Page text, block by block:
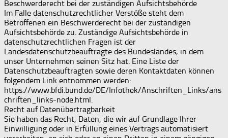
Beschwerderecht bei der zuständigen Aufsichtsbehörde
Im Falle datenschutzrechtlicher Verstöße steht dem
Betroffenen ein Beschwerderecht bei der zuständigen
Aufsichtsbehörde zu. Zuständige Aufsichtsbehörde in
datenschutzrechtlichen Fragen ist der
Landesdatenschutzbeauftragte des Bundeslandes, in dem
unser Unternehmen seinen Sitz hat. Eine Liste der
Datenschutzbeauftragten sowie deren Kontaktdaten können
folgendem Link entnommen werden:
https://www.bfdi.bund.de/DE/Infothek/Anschriften_Links/ans
chriften_links-node.html.
Recht auf Datenübertragbarkeit
Sie haben das Recht, Daten, die wir auf Grundlage Ihrer
Einwilligung oder in Erfüllung eines Vertrags automatisiert